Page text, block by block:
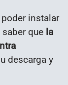
instalar
que la
descarga y